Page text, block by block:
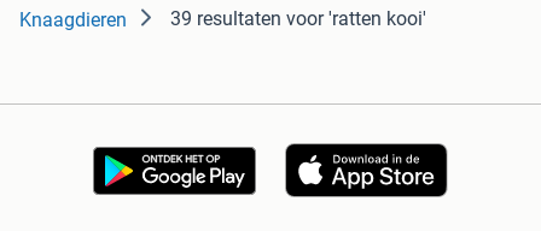
Knaagdieren 39 resultaten voor 'ratten kooi'